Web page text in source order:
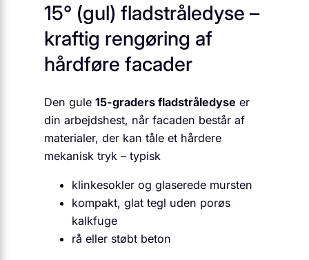
15° (gul) fladstråledyse –
kraftig rengøring af
hårdføre facader
Den gule 15-graders fladstråledyse er
din arbejdshest, når facaden består af
materialer, der kan tåle et hårdere
mekanisk tryk – typisk
klinkesokler og glaserede mursten
kompakt, glat tegl uden porøs
kalkfuge
rå eller støbt beton